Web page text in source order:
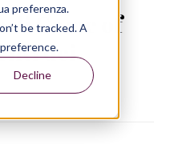
preferenza.
be tracked. A
Decline
Game of
dei